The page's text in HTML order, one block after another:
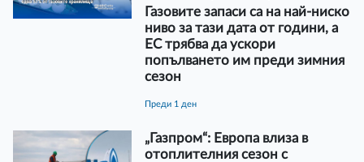
Газовите запаси са на най-ниско
ниво за тази дата от години, а
ЕС трябва да ускори
попълването им преди зимния
сезон
преди 1 ден
„Газпром“: Европа влиза в
отоплителния сезон с